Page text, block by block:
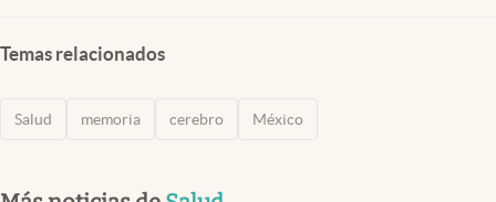
Temas relacionados
Salud memoria cerebro México